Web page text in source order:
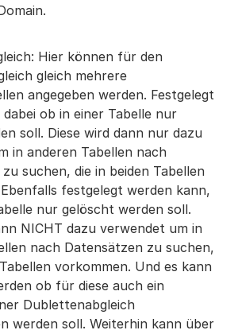
Hier können für den
gleich mehrere
angegeben werden. Festgelegt
ob in einer Tabelle nur
soll. Diese wird dann nur dazu
in anderen Tabellen nach
suchen, die in beiden Tabellen
festgelegt werden kann,
nur gelöscht werden soll.
NICHT dazu verwendet um in
nach Datensätzen zu suchen,
vorkommen. Und es kann
ob für diese auch ein
Dublettenabgleich
werden soll. Weiterhin kann über